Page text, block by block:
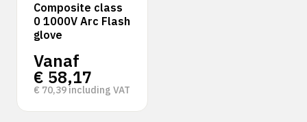
Composite class
0 1000V Arc Flash
glove
Vanaf
€ 58,17
€ 70,39 including VAT